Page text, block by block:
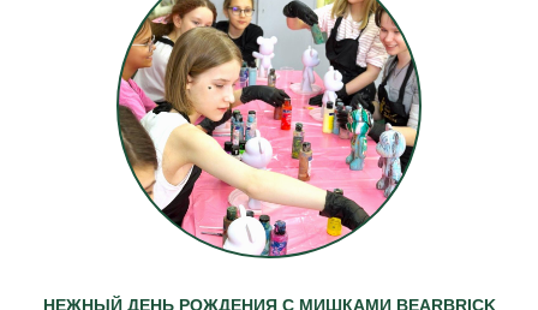
НЕЖНЫЙ ДЕНЬ РОЖДЕНИЯ С МИШКАМИ BEARBRICK